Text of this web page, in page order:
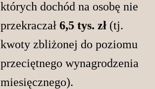
których dochód na osobę nie
przekraczał 6,5 tys. zł(tj.
kwoty zbliżonej do poziomu
przeciętnego wynagrodzenia
miesięcznego).